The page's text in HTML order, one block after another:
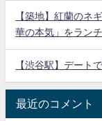
【築地】紅蘭のネ
華の本気」をラン
【渋谷駅】デート
最近のコメント